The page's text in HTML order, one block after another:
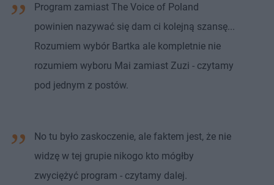
Program zamiast The Voice of Poland
powinien nazywać się dam ci kolejną szansę...
Rozumiem wybór Bartka ale kompletnie nie
rozumiem wyboru Mai zamiast Zuzi - czytamy
pod jednym z postów.
No tu było zaskoczenie, ale faktem jest, że nie
widzę w tej grupie nikogo kto mógłby
zwyciężyć program - czytamy dalej.